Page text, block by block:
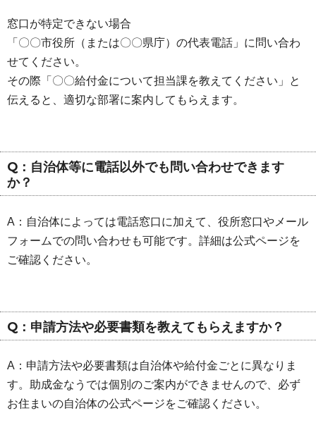
窓口が特定できない場合
「〇〇市役所（または〇〇県庁）の代表電話」に問い合わ
せてください。
その際「〇〇給付金について担当課を教えてください」と
伝えると、適切な部署に案内してもらえます。
Q：自治体等に電話以外でも問い合わせできます
か？
A：自治体によっては電話窓口に加えて、役所窓口やメール
フォームでの問い合わせも可能です。詳細は公式ページを
ご確認ください。
Q：申請方法や必要書類を教えてもらえますか？
A：申請方法や必要書類は自治体や給付金ごとに異なりま
す。助成金なうでは個別のご案内ができませんので、必ず
お住まいの自治体の公式ページをご確認ください。